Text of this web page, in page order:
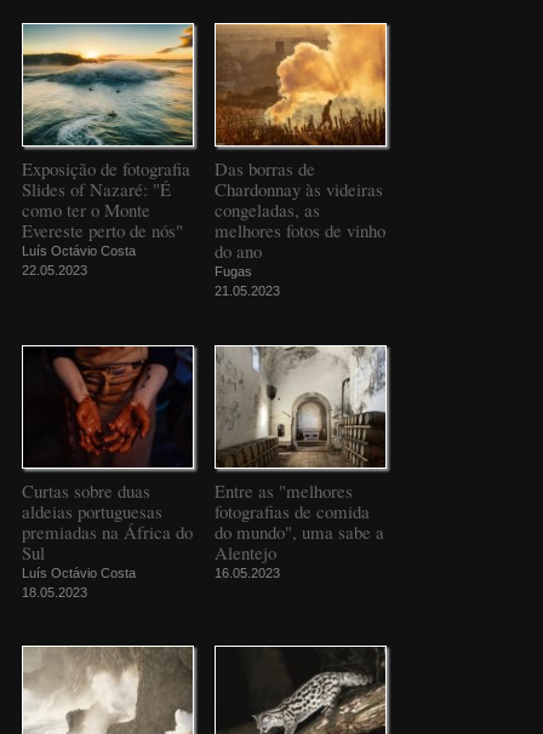
Exposição de fotografia
Slides of Nazaré: "É
como ter o Monte
Evereste perto de nós"
Luís Octávio Costa
22.05.2023
Das borras de
Chardonnay às videiras
congeladas, as
melhores fotos de vinho
do ano
Fugas
21.05.2023
Curtas sobre duas
aldeias portuguesas
premiadas na África do
Sul
Luís Octávio Costa
18.05.2023
Entre as "melhores
fotografias de comida
do mundo", uma sabe a
Alentejo
16.05.2023